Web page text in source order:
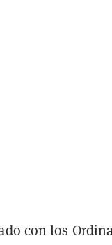
con los